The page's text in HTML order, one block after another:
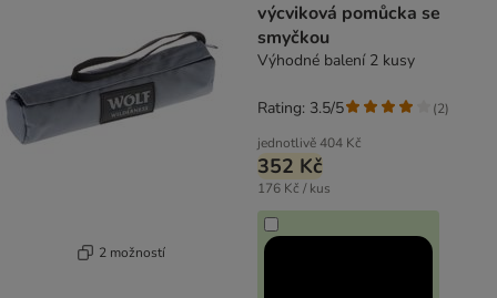
2 možností
výcviková pomůcka se
smyčkou
Výhodné balení 2 kusy
jednotlivě404 Kč
352 Kč
176 Kč / kus
Rating: 3.5/5 (2)